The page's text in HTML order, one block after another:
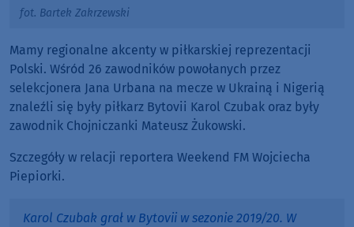
fot. Bartek Zakrzewski
Mamy regionalne akcenty w piłkarskiej reprezentacji
Polski. Wśród 26 zawodników powołanych przez
selekcjonera Jana Urbana na mecze w Ukrainą i Nigerią
znaleźli się były piłkarz Bytovii Karol Czubak oraz były
zawodnik Chojniczanki Mateusz Żukowski.
Szczegóły w relacji reportera Weekend FM Wojciecha
Piepiorki.
Karol Czubak grał w Bytovii w sezonie 2019/20. W